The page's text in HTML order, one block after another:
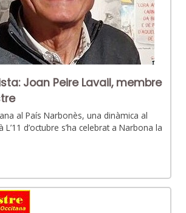
Joan Peire Lavail, membre
al País Narbonès, una dinàmica al
L’11 d’octubre s’ha celebrat a Narbona la